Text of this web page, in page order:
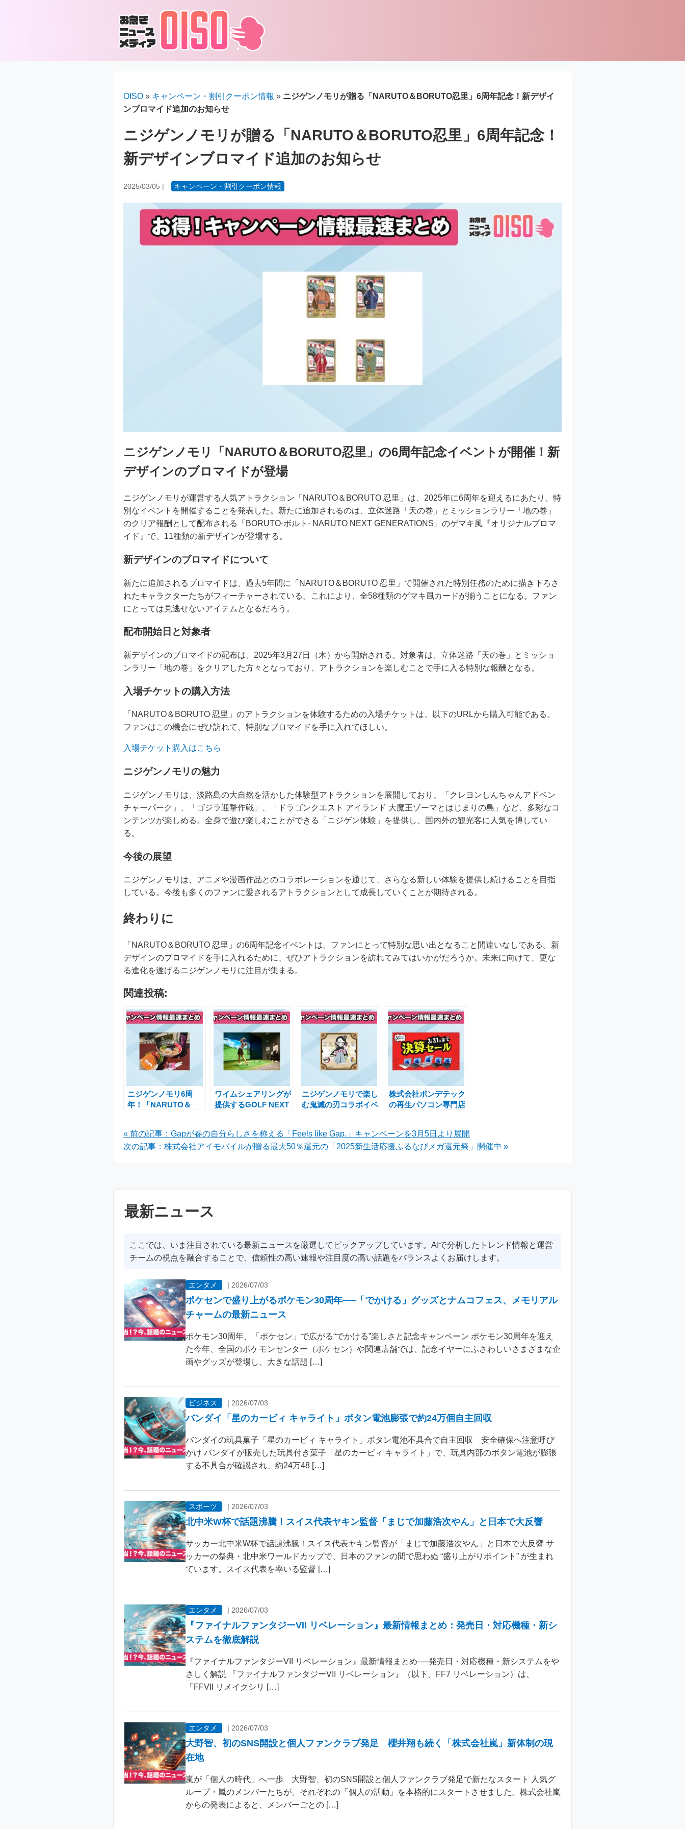
OISO » キャンペーン・割引クーポン情報 » ニジゲンノモリが贈る「NARUTO＆BORUTO忍里」6周年記念！新デザイ
ンブロマイド追加のお知らせ
ニジゲンノモリが贈る「NARUTO＆BORUTO忍里」6周年記念！
新デザインブロマイド追加のお知らせ
2025/03/05 | キャンペーン・割引クーポン情報
ニジゲンノモリ「NARUTO＆BORUTO忍里」の6周年記念イベントが開催！新
デザインのブロマイドが登場
ニジゲンノモリが運営する人気アトラクション「NARUTO＆BORUTO 忍里」は、2025年に6周年を迎えるにあたり、特
別なイベントを開催することを発表した。新たに追加されるのは、立体迷路「天の巻」とミッションラリー「地の巻」
のクリア報酬として配布される「BORUTO-ボルト- NARUTO NEXT GENERATIONS」のゲマキ風『オリジナルブロマ
イド』で、11種類の新デザインが登場する。
新デザインのブロマイドについて
新たに追加されるブロマイドは、過去5年間に「NARUTO＆BORUTO 忍里」で開催された特別任務のために描き下ろさ
れたキャラクターたちがフィーチャーされている。これにより、全58種類のゲマキ風カードが揃うことになる。ファン
にとっては見逃せないアイテムとなるだろう。
配布開始日と対象者
新デザインのブロマイドの配布は、2025年3月27日（木）から開始される。対象者は、立体迷路「天の巻」とミッショ
ンラリー「地の巻」をクリアした方々となっており、アトラクションを楽しむことで手に入る特別な報酬となる。
入場チケットの購入方法
「NARUTO＆BORUTO 忍里」のアトラクションを体験するための入場チケットは、以下のURLから購入可能である。
ファンはこの機会にぜひ訪れて、特別なブロマイドを手に入れてほしい。
入場チケット購入はこちら
ニジゲンノモリの魅力
ニジゲンノモリは、淡路島の大自然を活かした体験型アトラクションを展開しており、「クレヨンしんちゃんアドベン
チャーパーク」、「ゴジラ迎撃作戦」、「ドラゴンクエスト アイランド 大魔王ゾーマとはじまりの島」など、多彩なコ
ンテンツが楽しめる。全身で遊び楽しむことができる「ニジゲン体験」を提供し、国内外の観光客に人気を博してい
る。
今後の展望
ニジゲンノモリは、アニメや漫画作品とのコラボレーションを通じて、さらなる新しい体験を提供し続けることを目指
している。今後も多くのファンに愛されるアトラクションとして成長していくことが期待される。
終わりに
「NARUTO＆BORUTO 忍里」の6周年記念イベントは、ファンにとって特別な思い出となること間違いなしである。新
デザインのブロマイドを手に入れるために、ぜひアトラクションを訪れてみてはいかがだろうか。未来に向けて、更な
る進化を遂げるニジゲンノモリに注目が集まる。
関連投稿:
ニジゲンノモリ6周
年！「NARUTO＆
キャンペーン
ワイムシェアリングが
提供するGOLF NEXT
ャンペーン
ニジゲンノモリで楽し
む鬼滅の刃コラボイベ
ステッカーゲット
株式会社ポンデテック
の再生パソコン専門店
5,000円OFF
« 前の記事：Gapが春の自分らしさを称える「Feels like Gap.」キャンペーンを3月5日より展開
次の記事：株式会社アイモバイルが贈る最大50％還元の「2025新生活応援ふるなびメガ還元祭」開催中 »
最新ニュース
ここでは、いま注目されている最新ニュースを厳選してピックアップしています。AIで分析したトレンド情報と運営
チームの視点を融合することで、信頼性の高い速報や注目度の高い話題をバランスよくお届けします。
エンタメ | 2026/07/03
ポケセンで盛り上がるポケモン30周年──「でかける」グッズとナムコフェス、メモリアル
チャームの最新ニュース
ポケモン30周年、「ポケセン」で広がる“でかける”楽しさと記念キャンペーン ポケモン30周年を迎え
た今年、全国のポケモンセンター（ポケセン）や関連店舗では、記念イヤーにふさわしいさまざまな企
画やグッズが登場し、大きな話題 […]
ビジネス | 2026/07/03
バンダイ「星のカービィ キャライト」ボタン電池膨張で約24万個自主回収
バンダイの玩具菓子「星のカービィ キャライト」ボタン電池不具合で自主回収 安全確保へ注意呼び
かけ バンダイが販売した玩具付き菓子「星のカービィ キャライト」で、玩具内部のボタン電池が膨張
する不具合が確認され、約24万48 […]
スポーツ | 2026/07/03
北中米W杯で話題沸騰！スイス代表ヤキン監督「まじで加藤浩次やん」と日本で大反響
サッカー北中米W杯で話題沸騰！スイス代表ヤキン監督が「まじで加藤浩次やん」と日本で大反響 サ
ッカーの祭典・北中米ワールドカップで、日本のファンの間で思わぬ “盛り上がりポイント” が生まれ
ています。スイス代表を率いる監督 […]
エンタメ | 2026/07/03
『ファイナルファンタジーVII リベレーション』最新情報まとめ：発売日・対応機種・新シ
ステムを徹底解説
『ファイナルファンタジーVII リベレーション』最新情報まとめ──発売日・対応機種・新システムをや
さしく解説 『ファイナルファンタジーVII リベレーション』（以下、FF7 リベレーション）は、
「FFVII リメイクシリ […]
エンタメ | 2026/07/03
大野智、初のSNS開設と個人ファンクラブ発足 櫻井翔も続く「株式会社嵐」新体制の現
在地
嵐が「個人の時代」へ一歩 大野智、初のSNS開設と個人ファンクラブ発足で新たなスタート 人気グ
ループ・嵐のメンバーたちが、それぞれの「個人の活動」を本格的にスタートさせました。株式会社嵐
からの発表によると、メンバーごとの […]